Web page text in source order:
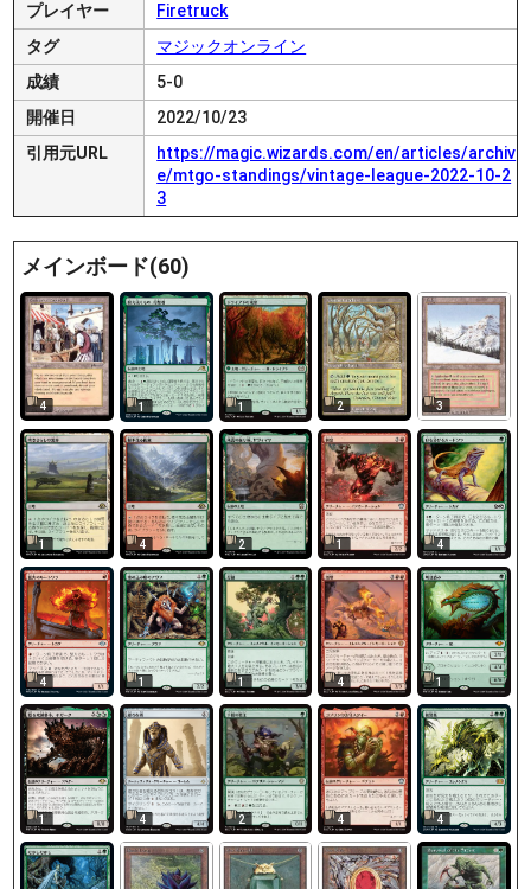
プレイヤー
Firetruck
タグ
マジックオンライン
成績
5-0
開催日
2022/10/23
引用元URL
https://magic.wizards.com/en/articles/archiv
e/mtgo-standings/vintage-league-2022-10-2
3
メインボード(60)
4 1 1 2 3
1 4 2 1 4
4 1 1 4 1
1 4 2 4 4